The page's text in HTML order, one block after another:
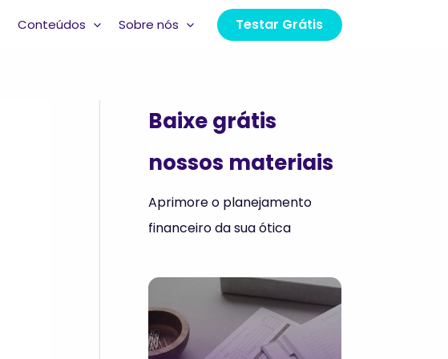
Conteúdos Sobre nós Testar Grátis
Baixe grátis
nossos materiais
Aprimore o planejamento
financeiro da sua ótica